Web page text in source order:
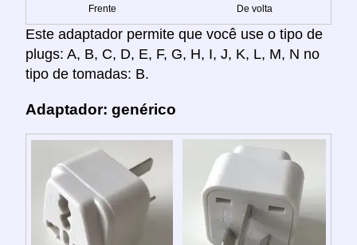
Frente De volta
Este adaptador permite que você use o tipo de
plugs: A, B, C, D, E, F, G, H, I, J, K, L, M, N no
tipo de tomadas: B.
Adaptador: genérico